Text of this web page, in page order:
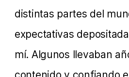
distintas partes del
expectativas
mí. Algunos llevaban